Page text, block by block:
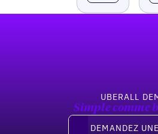
UBERALL
Simple comme
Demandez une
DEMANDEZ